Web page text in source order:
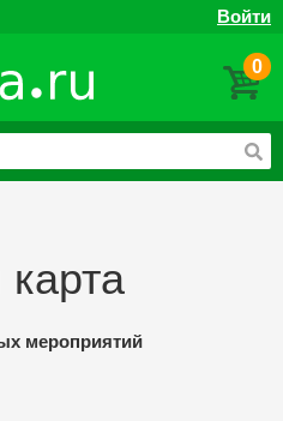
Войти
0
мероприятий